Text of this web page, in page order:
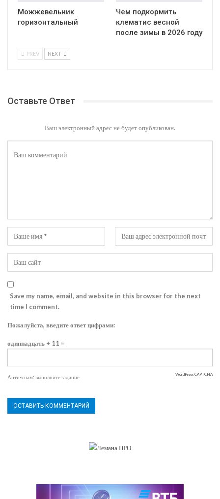
Можжевельник
горизонтальный
Чем подкормить
клематис весной
после зимы в 2026 году
PREV NEXT
Оставьте Ответ
Ваш электронный адрес не будет опубликован.
Save my name, email, and website in this browser for the next
time I comment.
Пожалуйста, введите ответ цифрами:
одиннадцать + 11 =
Анти-спам: выполните задание WordPress CAPTCHA